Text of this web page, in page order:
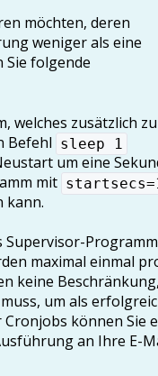
möchten, deren
weniger als eine
Sie folgende
welches zusätzlich
Befehl sleep 1
um eine
mit
kann.
Supervisor-
maximal einmal
keine
um als
können Sie
an Ihre E-